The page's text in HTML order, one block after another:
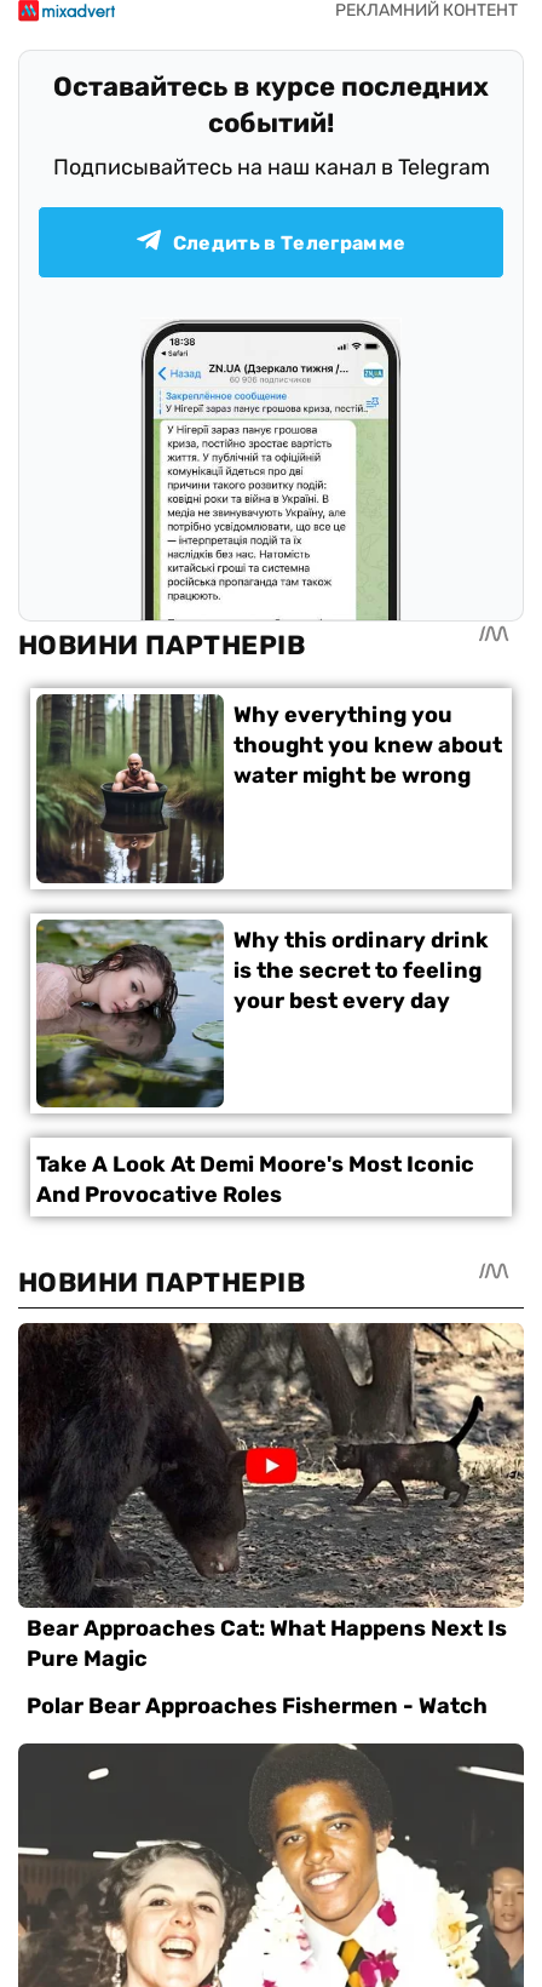
Оставайтесь в курсе последних
событий!
Подписывайтесь на наш канал в Telegram
Следить в Телеграмме